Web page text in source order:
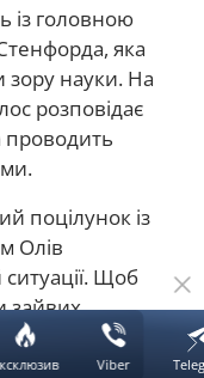
із головною
яка
зору науки. На
розповідає
проводить
поцілунок із
Олів
Щоб
зайвих
історія
Viber